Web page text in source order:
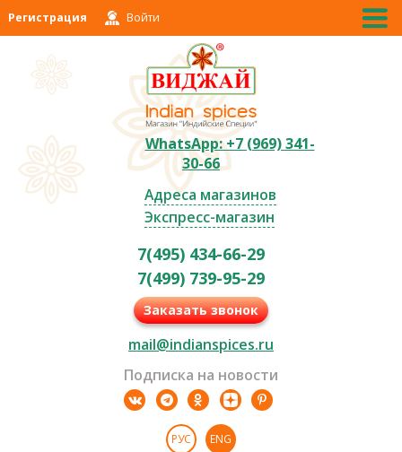
Регистрация Войти
WhatsApp: +7 (969) 341-
30-66
Адреса магазинов
Экспресс-магазин
7(495) 434-66-29
7(499) 739-95-29
Заказать звонок
mail@indianspices.ru
Подписка на новости
РУС ENG